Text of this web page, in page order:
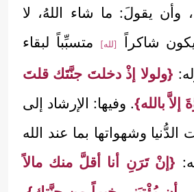
وأن يقولَ: ما شاء اللهُ، لا
شاكراً
[لله]
متسبِّباً لبقاء
{ولولا إذْ دخلتَ جنَّتَك قلتَ
إلاَّ بالله}. وفيها: الإرشاد إلى
وشهواتها بما عند الله
{إنْ تَرَنِ أنا أقلَّ منك مالاً